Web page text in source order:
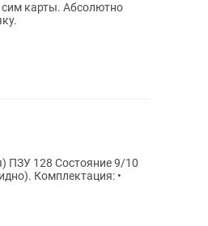
карты. Абсолютно
•